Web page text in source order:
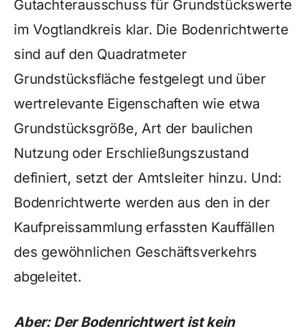
Gutachterausschuss für Grundstückswerte
im Vogtlandkreis klar. Die Bodenrichtwerte
sind auf den Quadratmeter
Grundstücksfläche festgelegt und über
wertrelevante Eigenschaften wie etwa
Grundstücksgröße, Art der baulichen
Nutzung oder Erschließungszustand
definiert, setzt der Amtsleiter hinzu. Und:
Bodenrichtwerte werden aus den in der
Kaufpreissammlung erfassten Kauffällen
des gewöhnlichen Geschäftsverkehrs
abgeleitet.
Aber: Der Bodenrichtwert ist kein